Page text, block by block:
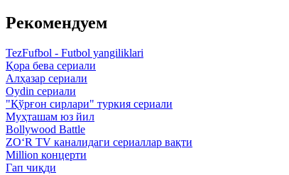
Рекомендуем
TezFufbol - Futbol yangiliklari
Қора бева сериали
Алҳазар сериали
Oydin сериали
"Қўрғон сирлари" туркия сериали
Муҳташам юз йил
Bollywood Battle
ZO‘R TV каналидаги сериаллар вақти
Million концерти
Гап чиқди